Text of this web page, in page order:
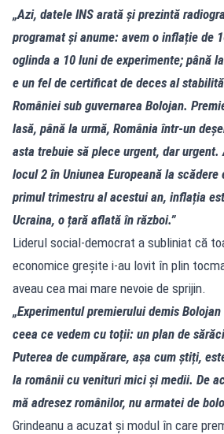
„Azi, datele INS arată și prezintă
programat și anume: avem o inflație de
oglinda a 10 luni de experimente; până
e un fel de certificat de deces al
României sub guvernarea Bolojan.
lasă, până la urmă, România într-un
asta trebuie să plece urgent, dar urgent.
locul 2 în Uniunea Europeană la
primul trimestru al acestui an, inflația
Ucraina, o țară aflată în război.”
Liderul social-democrat a subliniat că
economice greșite i-au lovit în plin
aveau cea mai mare nevoie de sprijin.
„Experimentul premierului demis
ceea ce vedem cu toții: un plan de
Puterea de cumpărare, așa cum știți,
la românii cu venituri mici și medii. De
mă adresez românilor, nu armatei de
Grindeanu a acuzat și modul în care